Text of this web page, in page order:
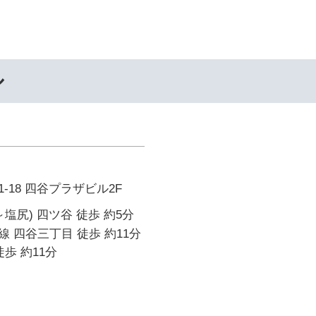
18 四谷プラザビル2F
塩尻) 四ツ谷 徒歩 約5分
四谷三丁目 徒歩 約11分
歩 約11分